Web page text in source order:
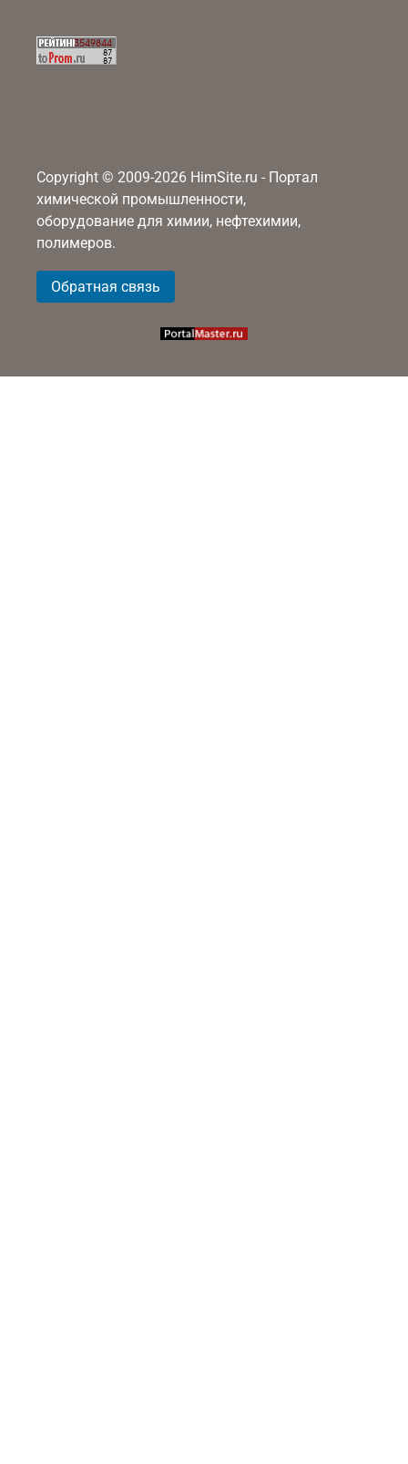
Copyright © 2009-2026 HimSite.ru - Портал
химической промышленности,
оборудование для химии, нефтехимии,
полимеров.
Обратная связь